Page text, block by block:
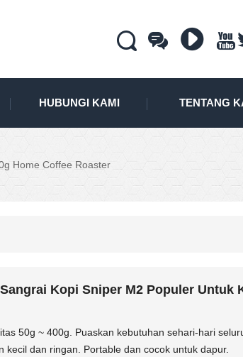
   
HUBUNGI KAMI TENTANG
Home Coffee Roaster
Kopi Sniper M2 Populer Untuk
50g ~ 400g. Puaskan kebutuhan sehari-hari
kecil dan ringan. Portable dan cocok untuk dapur.